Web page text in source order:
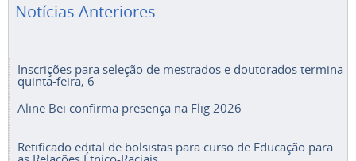
Notícias Anteriores
Inscrições para seleção de mestrados e doutorados termina
quinta-feira, 6
Aline Bei confirma presença na Flig 2026
Retificado edital de bolsistas para curso de Educação para